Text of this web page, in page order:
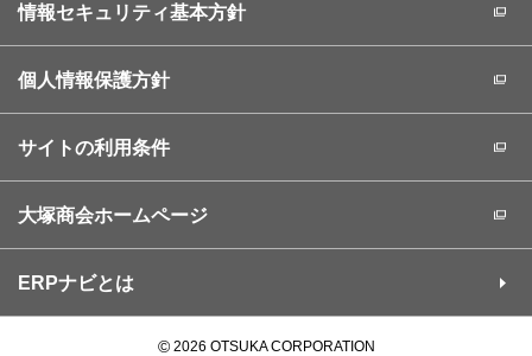
情報セキュリティ基本方針
個人情報保護方針
サイトの利用条件
大塚商会ホームページ
ERPナビとは
©2026 OTSUKA CORPORATION